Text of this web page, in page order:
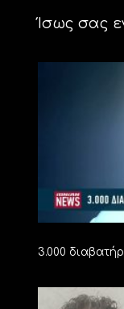
Ίσως σας
3.000